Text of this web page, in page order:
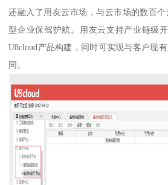
还融入了用友云市场，与云市场的数百
型企业保驾护航。用友云支持产业链级
U8cloud产品构建，同时可实现与客户现
同。